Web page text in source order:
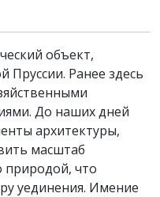
объект,
Пруссии. Ранее здесь
До наших дней
архитектуры,
масштаб
природой, что
уединения. Имение